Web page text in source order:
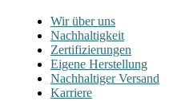
Wir über uns
Nachhaltigkeit
Zertifizierungen
Eigene Herstellung
Nachhaltiger Versand
Karriere